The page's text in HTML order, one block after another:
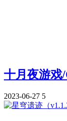
十月夜游戏
2023-06-27 5